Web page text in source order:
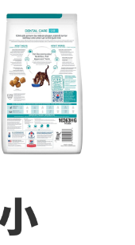
面顯示為準，若有關於
請聯繫「AFTEE先享後付
support/home
先享後付」服務完成之交
交易相關給付款項請求債
失，本公司不負相關責
之用戶狀況，依本公司即
形，本公司將視審查結果